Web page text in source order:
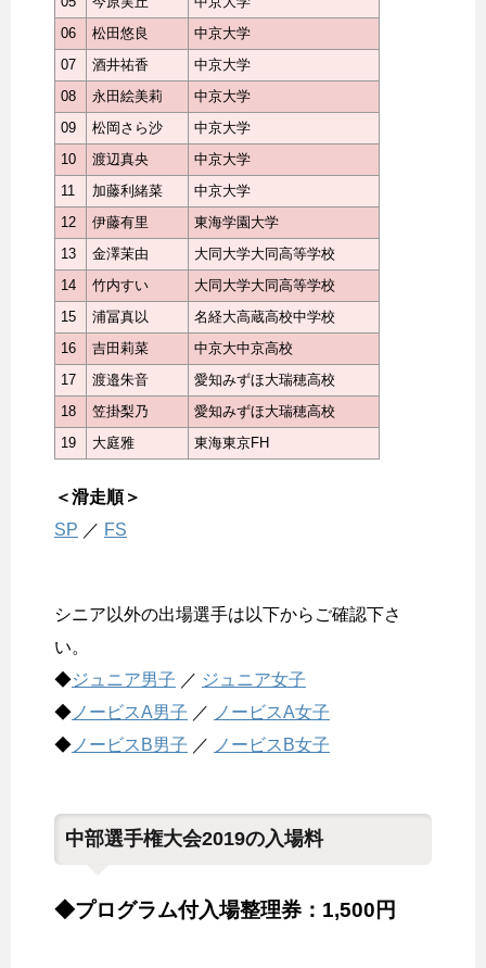
06
松田悠良
中京大学
07
酒井祐香
中京大学
08
永田絵美莉
中京大学
09
松岡さら沙
中京大学
10
渡辺真央
中京大学
11
加藤利緒菜
中京大学
12
伊藤有里
東海学園大学
13
金澤茉由
大同大学大同高等学校
14
竹内すい
大同大学大同高等学校
15
浦冨真以
名経大高蔵高校中学校
16
吉田莉菜
中京大中京高校
17
渡邉朱音
愛知みずほ大瑞穂高校
18
笠掛梨乃
愛知みずほ大瑞穂高校
19
大庭雅 東海東京FH
＜滑走順＞
SP ／ FS
シニア以外の出場選手は以下からご確認下さ
い。
◆ジュニア男子 ／ ジュニア女子
◆ ノービスA男子 ／
ノービスA女子
◆ ノービスB男子 ／ ノービスB女子
中部選手権大会2019の入場料
◆プログラム付入場整理券：1,500円